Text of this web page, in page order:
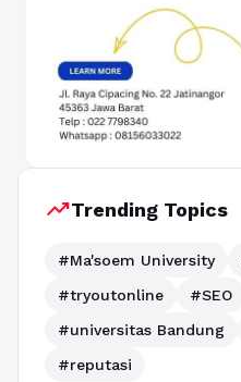
trending_upTrending Topics
#Ma'soem University
#tryoutonline
#SEO
#universitas Bandung
#reputasi